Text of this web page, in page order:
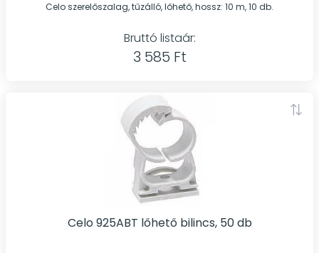
Celo szerelőszalag, tűzálló, lőhető, hossz: 10 m, 10 db.
Bruttó listaár:
3 585 Ft
Celo 925ABT lőhető bilincs, 50 db